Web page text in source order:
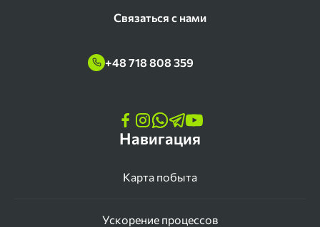
Связаться с нами
+48 718 808 359
Навигация
Карта побыта
Ускорение процессов